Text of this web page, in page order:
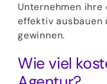
Unternehmen
effektiv ausbauen
gewinnen.
Wie viel